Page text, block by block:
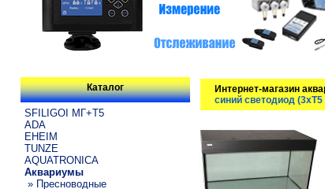
Каталог
SFILIGOI МГ+Т5
ADA
EHEIM
TUNZE
AQUATRONICA
Аквариумы
» Пресноводные
Интернет-магазин
синий светодиод